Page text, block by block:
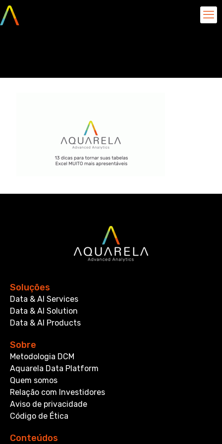
Soluções
Data & AI Services
Data & AI Solution
Data & AI Products
Sobre
Metodologia DCM
Aquarela Data Platform
Quem somos
Relação com Investidores
Aviso de privacidade
Código de Ética
Conteúdos